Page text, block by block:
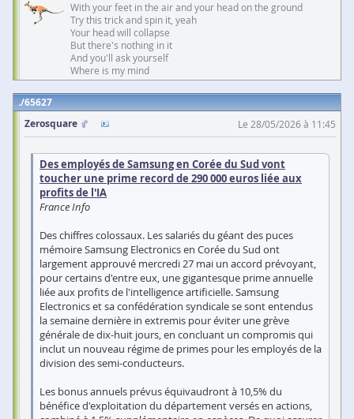
With your feet in the air and your head on the ground
Try this trick and spin it, yeah
Your head will collapse
But there's nothing in it
And you'll ask yourself
Where is my mind
65627
Zerosquare
Le 28/05/2026 à 11:45
Des employés de Samsung en Corée du Sud vont
toucher une prime record de 290 000 euros liée aux
profits de l'IA
France Info
Des chiffres colossaux. Les salariés du géant des puces
mémoire Samsung Electronics en Corée du Sud ont
largement approuvé mercredi 27 mai un accord prévoyant,
pour certains d'entre eux, une gigantesque prime annuelle
liée aux profits de l'intelligence artificielle. Samsung
Electronics et sa confédération syndicale se sont entendus
la semaine dernière in extremis pour éviter une grève
générale de dix-huit jours, en concluant un compromis qui
inclut un nouveau régime de primes pour les employés de la
division des semi-conducteurs.
Les bonus annuels prévus équivaudront à 10,5% du
bénéfice d'exploitation du département versés en actions,